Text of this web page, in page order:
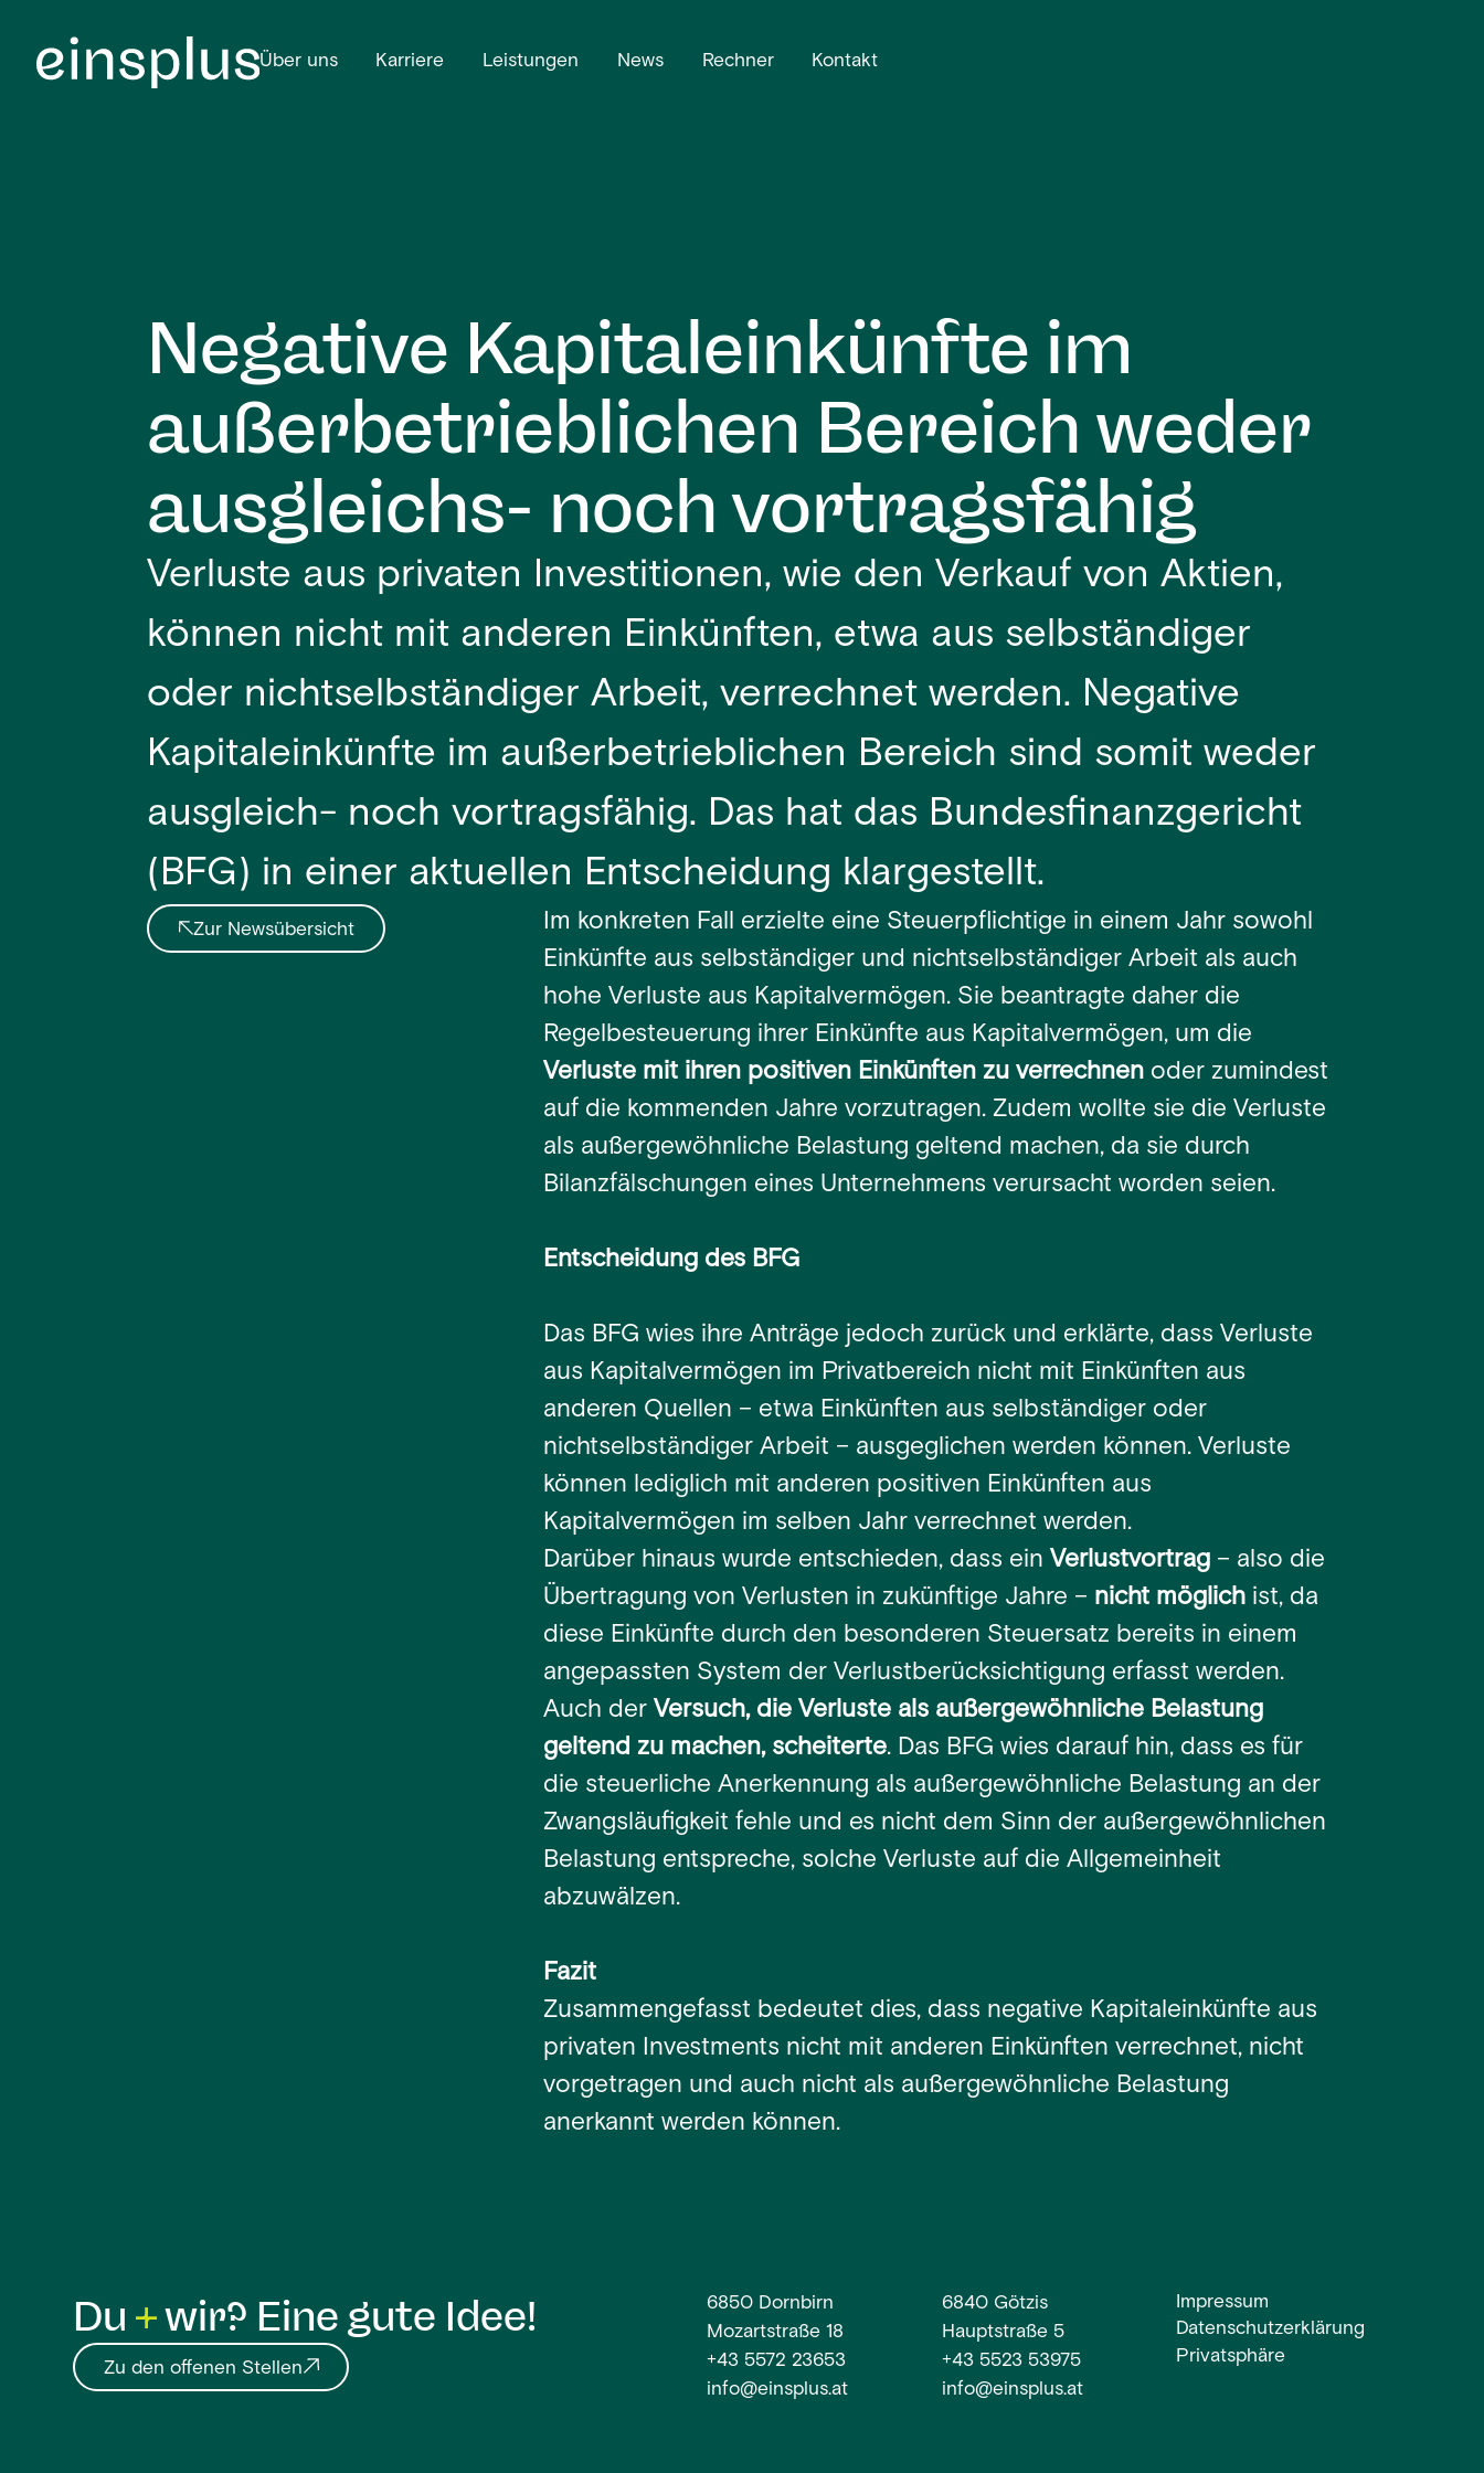
Über uns Karriere Leistungen News Rechner Kontakt
Negative Kapitaleinkünfte im
außerbetrieblichen Bereich weder
ausgleichs- noch vortragsfähig
Verluste aus privaten Investitionen, wie den Verkauf von Aktien,
können nicht mit anderen Einkünften, etwa aus selbständiger
oder nichtselbständiger Arbeit, verrechnet werden. Negative
Kapitaleinkünfte im außerbetrieblichen Bereich sind somit weder
ausgleich- noch vortragsfähig. Das hat das Bundesfinanzgericht
(BFG) in einer aktuellen Entscheidung klargestellt.
Zur Newsübersicht
Im konkreten Fall erzielte eine Steuerpflichtige in einem Jahr sowohl
Einkünfte aus selbständiger und nichtselbständiger Arbeit als auch
hohe Verluste aus Kapitalvermögen. Sie beantragte daher die
Regelbesteuerung ihrer Einkünfte aus Kapitalvermögen, um die
Verluste mit ihren positiven Einkünften zu verrechnen oder zumindest
auf die kommenden Jahre vorzutragen. Zudem wollte sie die Verluste
als außergewöhnliche Belastung geltend machen, da sie durch
Bilanzfälschungen eines Unternehmens verursacht worden seien.
Entscheidung des BFG
Das BFG wies ihre Anträge jedoch zurück und erklärte, dass Verluste
aus Kapitalvermögen im Privatbereich nicht mit Einkünften aus
anderen Quellen – etwa Einkünften aus selbständiger oder
nichtselbständiger Arbeit – ausgeglichen werden können. Verluste
können lediglich mit anderen positiven Einkünften aus
Kapitalvermögen im selben Jahr verrechnet werden.
Darüber hinaus wurde entschieden, dass ein Verlustvortrag – also die
Übertragung von Verlusten in zukünftige Jahre – nicht möglich ist, da
diese Einkünfte durch den besonderen Steuersatz bereits in einem
angepassten System der Verlustberücksichtigung erfasst werden.
Auch der Versuch, die Verluste als außergewöhnliche Belastung
geltend zu machen, scheiterte. Das BFG wies darauf hin, dass es für
die steuerliche Anerkennung als außergewöhnliche Belastung an der
Zwangsläufigkeit fehle und es nicht dem Sinn der außergewöhnlichen
Belastung entspreche, solche Verluste auf die Allgemeinheit
abzuwälzen.
Fazit
Zusammengefasst bedeutet dies, dass negative Kapitaleinkünfte aus
privaten Investments nicht mit anderen Einkünften verrechnet, nicht
vorgetragen und auch nicht als außergewöhnliche Belastung
anerkannt werden können.
Du wir? Eine gute Idee!
Zu den offenen Stellen
6850 Dornbirn
Mozartstraße 18
+43 5572 23653
info@einsplus.at
6840 Götzis
Hauptstraße 5
+43 5523 53975
info@einsplus.at
Impressum
Datenschutzerklärung
Privatsphäre